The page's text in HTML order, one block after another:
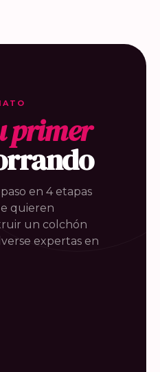
primer
en 4 etapas
quieren
un colchón
expertas en